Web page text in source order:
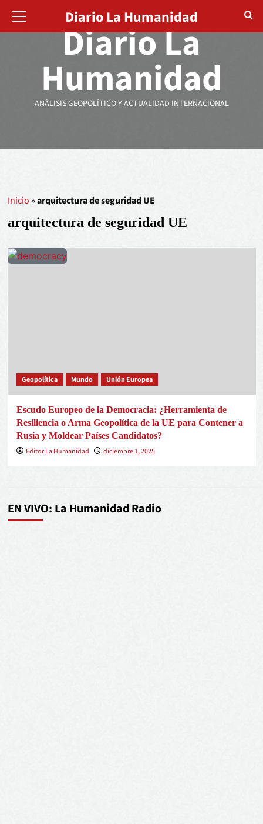
Diario La
Humanidad
ANÁLISIS GEOPOLÍTICO Y ACTUALIDAD INTERNACIONAL
Diario La Humanidad
Inicio »arquitectura de seguridad UE
arquitectura de seguridad UE
Geopolítica Mundo Unión Europea
Escudo Europeo de la Democracia: ¿Herramienta de
Resiliencia o Arma Geopolítica de la UE para Contener a
Rusia y Moldear Países Candidatos?
Editor La Humanidad
diciembre 1, 2025
EN VIVO: La Humanidad Radio